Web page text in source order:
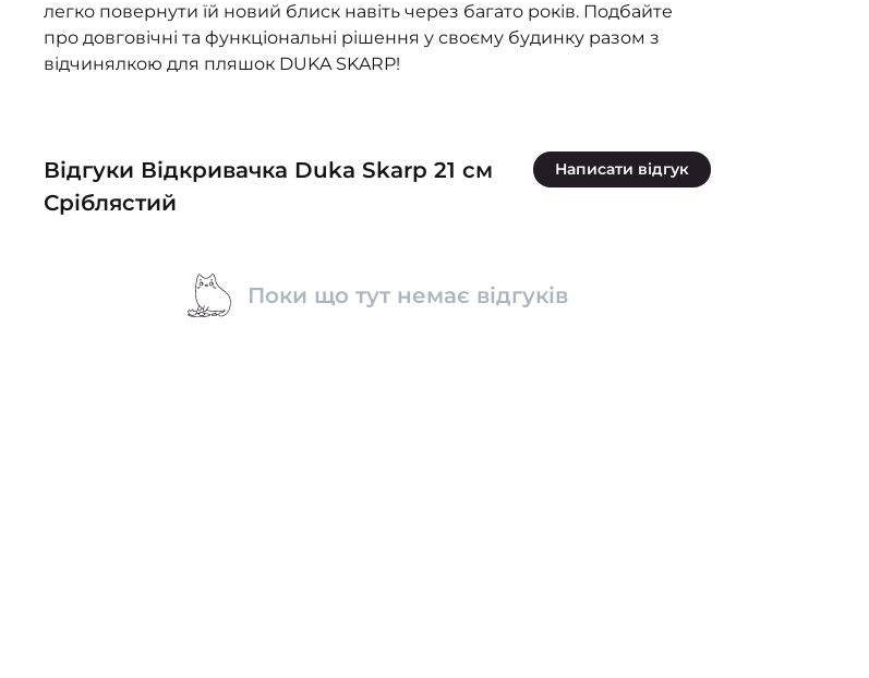
легко повернути їй новий блиск навіть через багато років. Подбайте
про довговічні та функціональні рішення у своєму будинку разом з
відчинялкою для пляшок DUKA SKARP!
Відгуки Відкривачка Duka Skarp 21 см
Сріблястий
Написати відгук
Поки що тут немає відгуків